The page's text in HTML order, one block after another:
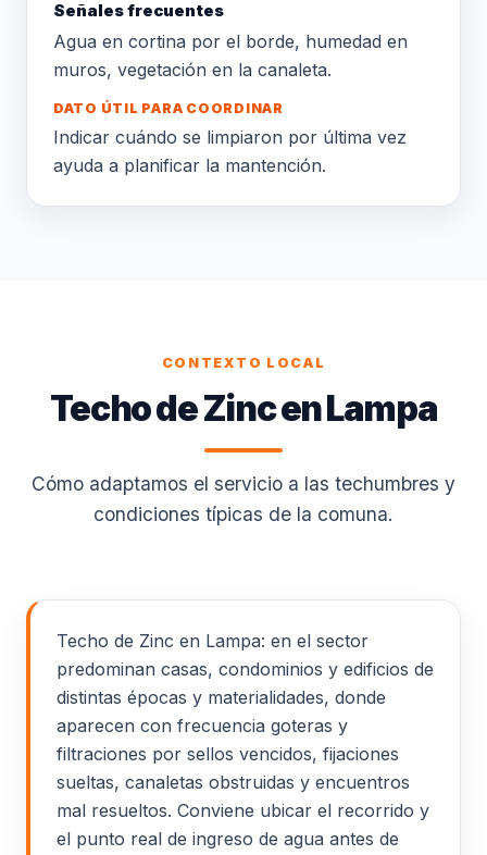
Señales frecuentes
Agua en cortina por el borde, humedad en
muros, vegetación en la canaleta.
DATO ÚTIL PARA COORDINAR
Indicar cuándo se limpiaron por última vez
ayuda a planificar la mantención.
CONTEXTO LOCAL
Techo de Zinc en Lampa
Cómo adaptamos el servicio a las techumbres y
condiciones típicas de la comuna.
Techo de Zinc en Lampa: en el sector
predominan casas, condominios y edificios de
distintas épocas y materialidades, donde
aparecen con frecuencia goteras y
filtraciones por sellos vencidos, fijaciones
sueltas, canaletas obstruidas y encuentros
mal resueltos. Conviene ubicar el recorrido y
el punto real de ingreso de agua antes de